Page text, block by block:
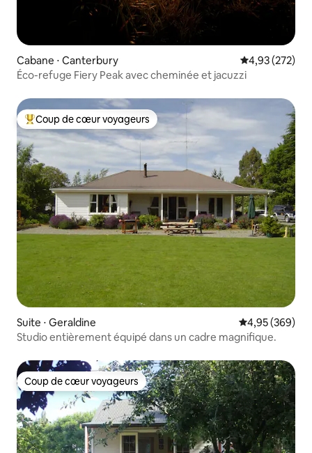
Cabane ⋅ Canterbury Évaluation
4,93 (272)
Éco-refuge Fiery Peak avec cheminée et jacuzzi
Coups de cœur voyageurs les plus appréciés
Coup de cœur voyageurs
Suite ⋅ Geraldine Évaluation
4,95 (369)
Studio entièrement équipé dans un cadre magnifique.
Coup de cœur voyageurs
Coup de cœur voyageurs